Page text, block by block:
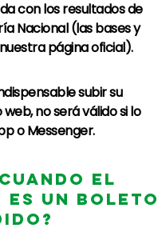
con los resultados de
Nacional (las bases y
página oficial).
subir su
no será válido si lo
o Messenger.
EL
ES UN BOLETO